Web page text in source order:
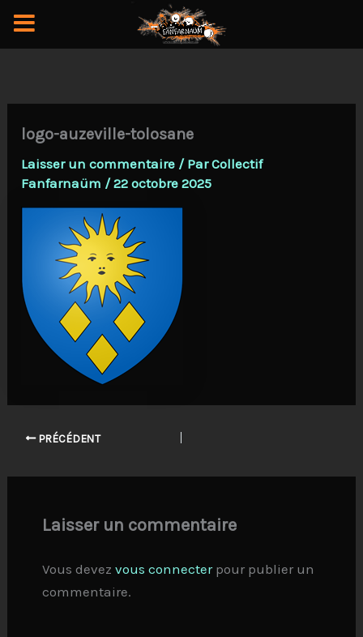
Aller
au
logo-auzeville-tolosane
Laisser un commentaire / ParCollectif
Fanfarnaüm /22 octobre 2025
PRÉCÉDENT
Laisser un commentaire
Vous devez vous connecterpour publier un
commentaire.